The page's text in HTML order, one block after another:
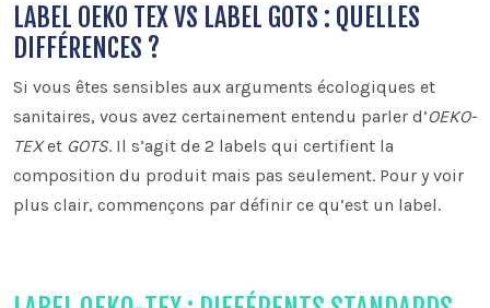
LABEL OEKO TEX VS LABEL GOTS : QUELLES
DIFFÉRENCES ?
Si vous êtes sensibles aux arguments écologiques et
sanitaires, vous avez certainement entendu parler d’OEKO-
TEXet GOTS. Il s’agit de 2 labels qui certifient la
composition du produit mais pas seulement. Pour y voir
plus clair, commençons par définir ce qu’est un label.